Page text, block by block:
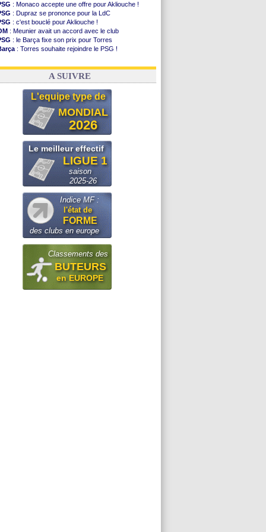
: Monaco accepte une offre pour Akliouche !
: Dupraz se prononce pour la LdC
: c'est bouclé pour Akliouche !
: Meunier avait un accord avec le club
: le Barça fixe son prix pour Torres
: Torres souhaite rejoindre le PSG !
: quand Medina recadre... sa mère
A SUIVRE
L'equipe type de
MONDIAL
2026
Le meilleur effectif
LIGUE 1
saison
2025-26
Indice MF :
l'état de
FORME
des clubs en europe
Classements des
BUTEURS
en EUROPE